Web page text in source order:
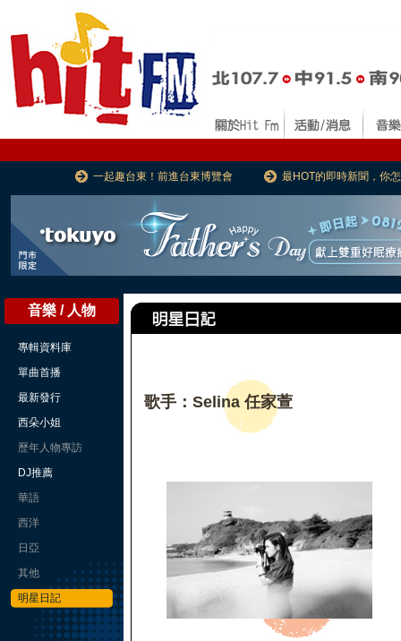
一起趣台東！前進台東博覽會 最HOT的即時新聞，你
音樂 / 人物
專輯資料庫
單曲首播
最新發行
西朵小姐
歷年人物專訪
DJ推薦
華語
西洋
日亞
其他
明星日記
歌手：Selina 任家萱